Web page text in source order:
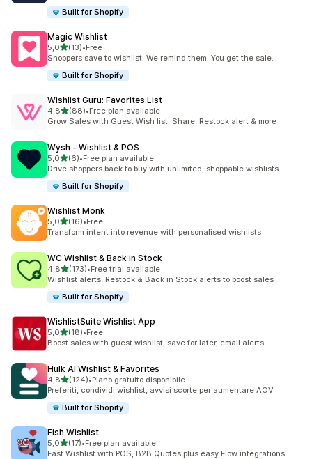
Built for Shopify
Magic Wishlist
5,0stelle su 5
(13)
13 recensioni totali
•Free
Shoppers save to wishlist. We remind them. You get the sale.
Built for Shopify
Wishlist Guru: Favorites List
4,8stelle su 5
(88)
88 recensioni totali
•Free plan available
Grow Sales with Guest Wish list, Share, Restock alert & more
Wysh ‑ Wishlist & POS
5,0stelle su 5
(6)
6 recensioni totali
•Free plan available
Drive shoppers back to buy with unlimited, shoppable wishlists
Built for Shopify
Wishlist Monk
5,0stelle su 5
(16)
16 recensioni totali
•Free
Transform intent into revenue with personalised wishlists
WC Wishlist & Back in Stock
4,8stelle su 5
(173)
173 recensioni totali
•Free trial available
Wishlist alerts, Restock & Back in Stock alerts to boost sales
Built for Shopify
WishlistSuite Wishlist App
5,0stelle su 5
(18)
18 recensioni totali
•Free
Boost sales with guest wishlist, save for later, email alerts.
Hulk AI Wishlist & Favorites
4,8stelle su 5
(124)
124 recensioni totali
•Piano gratuito disponibile
Preferiti, condividi wishlist, avvisi scorte per aumentare AOV
Built for Shopify
Fish Wishlist
5,0stelle su 5
(17)
17 recensioni totali
•Free plan available
Fast Wishlist with POS, B2B Quotes plus easy Flow integrations